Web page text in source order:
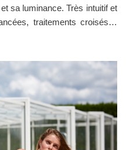
sa luminance. Très intuitif et
traitements croisés…